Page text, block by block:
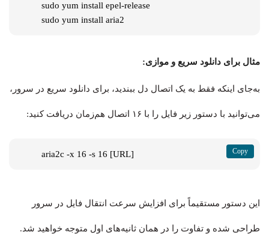
sudo yum install epel-release
sudo yum install aria2
مثال برای دانلود سریع و موازی:
به‌جای اینکه فقط به یک اتصال دل ببندید، برای دانلود سریع در سرور،
می‌توانید با دستور زیر فایل را با ۱۶ اتصال هم‌زمان دریافت کنید:
aria2c -x 16 -s 16 [URL]
این دستور مستقیماً برای افزایش سرعت انتقال فایل در سرور
طراحی شده و تفاوت را در همان ثانیه‌های اول متوجه خواهید شد.